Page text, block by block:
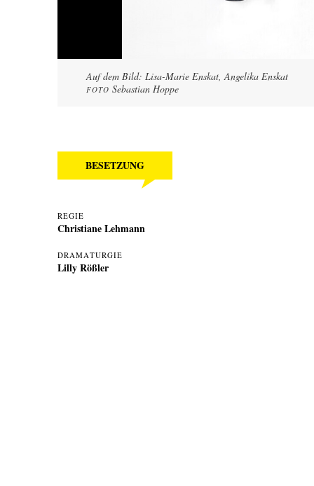
Auf dem Bild: Lisa-Marie Enskat, Angelika Enskat
FOTO Sebastian Hoppe
BESETZUNG
REGIE
Christiane Lehmann
DRAMATURGIE
Lilly Rößler